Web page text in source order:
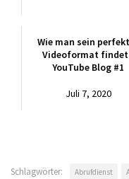
Wie man sein
Videoformat findet
YouTube Blog #1
Juli 7, 2020
Schlagwörter: Abrufdienst